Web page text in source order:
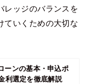
レッジのバランスを
ていくための大切な
ーンの基本・申込ポ
利選定を徹底解説